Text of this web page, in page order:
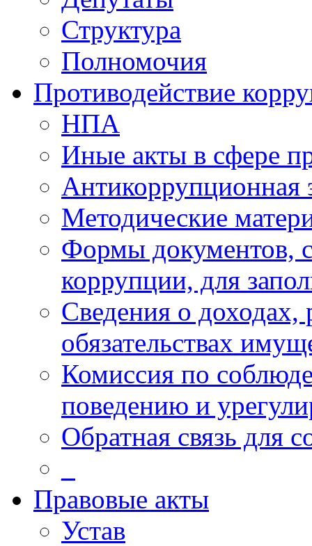
Структура
Полномочия
Противодействие
НПА
Иные акты в сфере
Антикоррупционная
Методические
Формы документов,
коррупции, для
Сведения о доходах,
обязательствах
Комиссия по
поведению и
Обратная связь для
Правовые акты
Устав